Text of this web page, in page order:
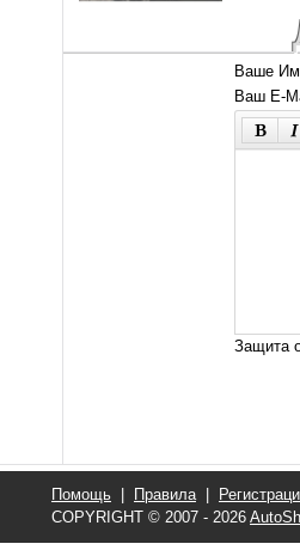
Ваше
Ваш E-
Защита
Помощь Правила|
COPYRIGHT © 2007 - 2026